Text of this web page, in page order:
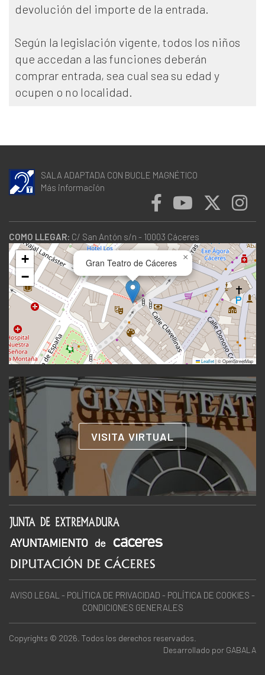
devolución del importe de la entrada.
Según la legislación vigente, todos los niños
que accedan a las funciones deberán
comprar entrada, sea cual sea su edad y
ocupen o no localidad.
SALA ADAPTADA CON BUCLE MAGNÉTICO
Más información
COMO LLEGAR: C/ San Antón s/n - 10003 Cáceres
Gran Teatro de Cáceres ×
+
−
Leaflet|© OpenStreetMap
VISITA VIRTUAL
AVISO LEGAL - POLÍTICA DE PRIVACIDAD - POLÍTICA DE COOKIES -
CONDICIONES GENERALES
Copyrights © 2026. Todos los derechos reservados.
Desarrollado por GABALA